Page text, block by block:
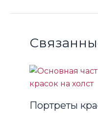
Портреты